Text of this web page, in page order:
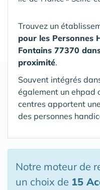
Trouvez un
pour les Personnes
Fontains 77370
proximité.
Souvent intégrés
également un ehpad
centres apportent
des personnes
Notre moteur de
un choix de 15